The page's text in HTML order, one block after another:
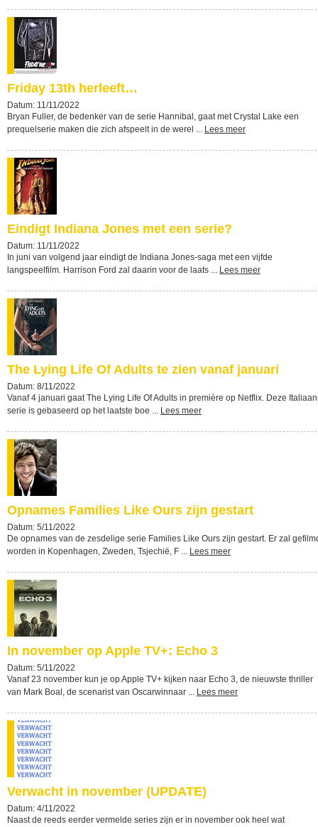
Friday 13th herleeft…
Datum: 11/11/2022
Bryan Fuller, de bedenker van de serie Hannibal, gaat met Crystal Lake een
prequelserie maken die zich afspeelt in de werel ... Lees meer
Eindigt Indiana Jones met een serie?
Datum: 11/11/2022
In juni van volgend jaar eindigt de Indiana Jones-saga met een vijfde
langspeelfilm. Harrison Ford zal daarin voor de laats ... Lees meer
The Lying Life Of Adults te zien vanaf januari
Datum: 8/11/2022
Vanaf 4 januari gaat The Lying Life Of Adults in première op Netflix. Deze
serie is gebaseerd op het laatste boe ... Lees meer
Opnames Families Like Ours zijn gestart
Datum: 5/11/2022
De opnames van de zesdelige serie Families Like Ours zijn gestart. Er zal
worden in Kopenhagen, Zweden, Tsjechië, F ... Lees meer
In november op Apple TV+: Echo 3
Datum: 5/11/2022
Vanaf 23 november kun je op Apple TV+ kijken naar Echo 3, de nieuwste thriller
van Mark Boal, de scenarist van Oscarwinnaar ... Lees meer
Verwacht in november (UPDATE)
Datum: 4/11/2022
Naast de reeds eerder vermelde series zijn er in november ook heel wat